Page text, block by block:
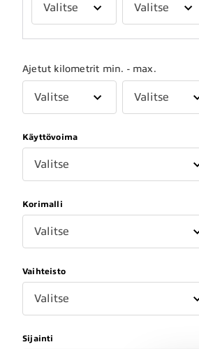
Valitse Valitse
Ajetut kilometrit min. - max.
Valitse Valitse
Käyttövoima
Valitse
Korimalli
Valitse
Vaihteisto
Valitse
Sijainti